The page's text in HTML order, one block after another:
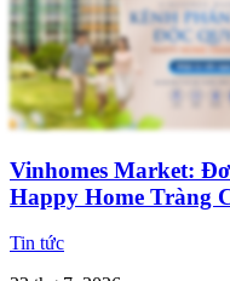
Vinhomes Market:
Happy Home Tràng
Tin tức